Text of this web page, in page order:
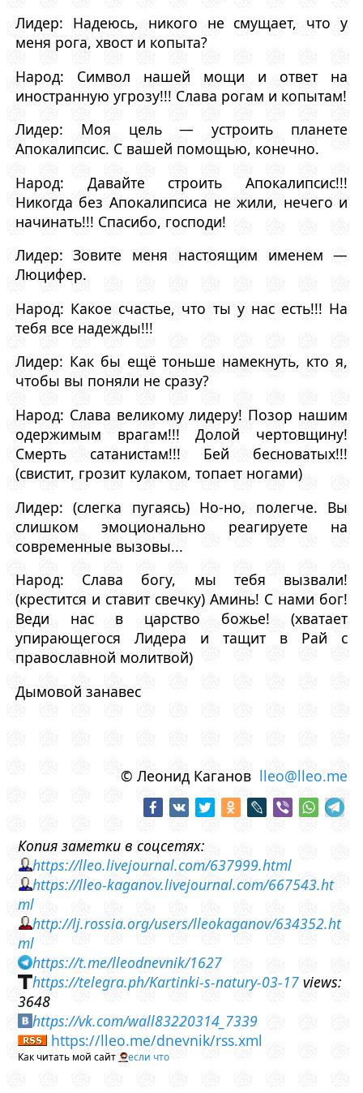
Лидер: Надеюсь, никого не смущает, что у
меня рога, хвост и копыта?
Народ: Символ нашей мощи и ответ на
иностранную угрозу!!! Слава рогам и копытам!
Лидер: Моя цель — устроить планете
Апокалипсис. С вашей помощью, конечно.
Народ: Давайте строить Апокалипсис!!!
Никогда без Апокалипсиса не жили, нечего и
начинать!!! Спасибо, господи!
Лидер: Зовите меня настоящим именем —
Люцифер.
Народ: Какое счастье, что ты у нас есть!!! На
тебя все надежды!!!
Лидер: Как бы ещё тоньше намекнуть, кто я,
чтобы вы поняли не сразу?
Народ: Слава великому лидеру! Позор нашим
одержимым врагам!!! Долой чертовщину!
Смерть сатанистам!!! Бей бесноватых!!!
(свистит, грозит кулаком, топает ногами)
Лидер: (слегка пугаясь) Но-но, полегче. Вы
слишком эмоционально реагируете на
современные вызовы...
Народ: Слава богу, мы тебя вызвали!
(крестится и ставит свечку) Аминь! С нами бог!
Веди нас в царство божье! (хватает
упирающегося Лидера и тащит в Рай с
православной молитвой)
Дымовой занавес
© Леонид Каганов lleo@lleo.me
Копия заметки в соцсетях:
https://lleo.livejournal.com/637999.html
https://lleo-kaganov.livejournal.com/667543.ht
ml
http://lj.rossia.org/users/lleokaganov/634352.ht
ml
https://t.me/lleodnevnik/1627
https://telegra.ph/Kartinki-s-natury-03-17 views:
3648
https://vk.com/wall83220314_7339
https://lleo.me/dnevnik/rss.xml
Как читать мой сайт если что